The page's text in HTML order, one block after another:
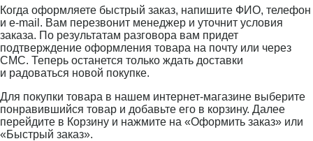
Когда оформляете быстрый заказ, напишите ФИО, телефон
и e-mail. Вам перезвонит менеджер и уточнит условия
заказа. По результатам разговора вам придет
подтверждение оформления товара на почту или через
СМС. Теперь останется только ждать доставки
и радоваться новой покупке.
Для покупки товара в нашем интернет-магазине выберите
понравившийся товар и добавьте его в корзину. Далее
перейдите в Корзину и нажмите на «Оформить заказ» или
«Быстрый заказ».